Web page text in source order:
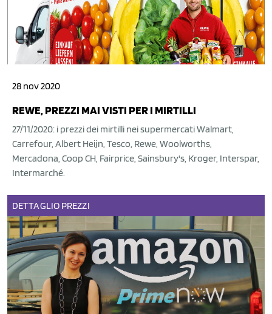
28 nov 2020
REWE, PREZZI MAI VISTI PER I MIRTILLI
27/11/2020: i prezzi dei mirtilli nei supermercati Walmart,
Carrefour, Albert Heijn, Tesco, Rewe, Woolworths,
Mercadona, Coop CH, Fairprice, Sainsbury's, Kroger, Interspar,
Intermarché.
DETTAGLIO PREZZI